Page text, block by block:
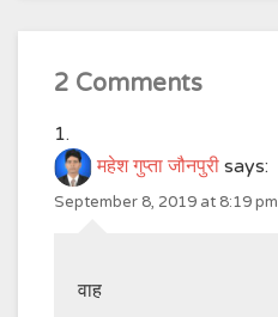
2 Comments
महेश गुप्ता जौनपुरी says:
September 8, 2019 at 8:19 pm
वाह